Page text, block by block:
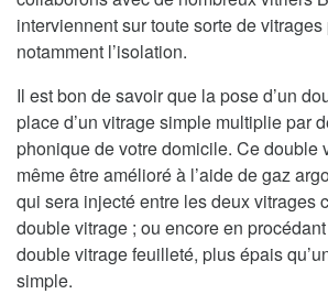
interviennent sur toute sorte de
notamment l’isolation.
Il est bon de savoir que la pose d’un
place d’un vitrage simple multiplie par
phonique de votre domicile. Ce double
même être amélioré à l’aide de gaz
qui sera injecté entre les deux vitrages
double vitrage ; ou encore en
double vitrage feuilleté, plus épais
simple.